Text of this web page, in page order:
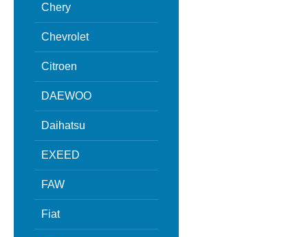
Chery
Chevrolet
Citroen
DAEWOO
Daihatsu
EXEED
FAW
Fiat